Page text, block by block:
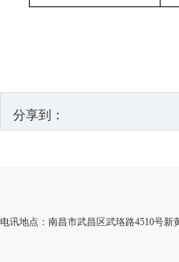
分享到：
电讯地点：南昌市武昌区武珞路4510号